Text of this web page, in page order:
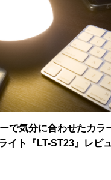
で気分に合わせたカラ
イト『LT-ST23』レビ